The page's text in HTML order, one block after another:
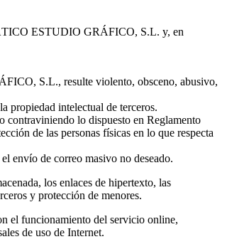
ESTUDIO GRÁFICO, S.L. y, en
S.L., resulte violento, obsceno, abusivo,
propiedad intelectual de terceros.
contraviniendo lo dispuesto en Reglamento
de las personas físicas en lo que respecta
envío de correo masivo no deseado.
los enlaces de hipertexto, las
y protección de menores.
el funcionamiento del servicio online,
de uso de Internet.